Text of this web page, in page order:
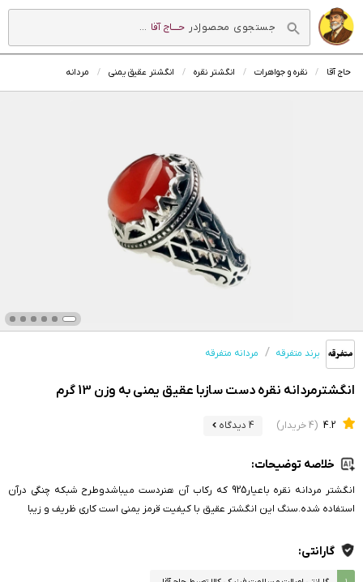
در حــــاج آقا ...
حاج آقا نقره و جواهرات انگشتر نقره انگشتر عقیق یمنی مردانه
برند متفرقه مردانه متفرقه
انگشترمردانه نقره دست سازبا عقیق یمنی به وزن 13 گرم
4.2 (4 خریدار) 4 دیدگاه
خلاصه توضیحات:
انگشتر مردانه نقره باعیار925 که رکاب آن هنردست میباشدوطرح شبکه چنگی درآن
استفاده شده.سنگ این انگشتر عقیق با کیفیت قرمز یمنی است کاری ظریف و زیبا
گارانتی: